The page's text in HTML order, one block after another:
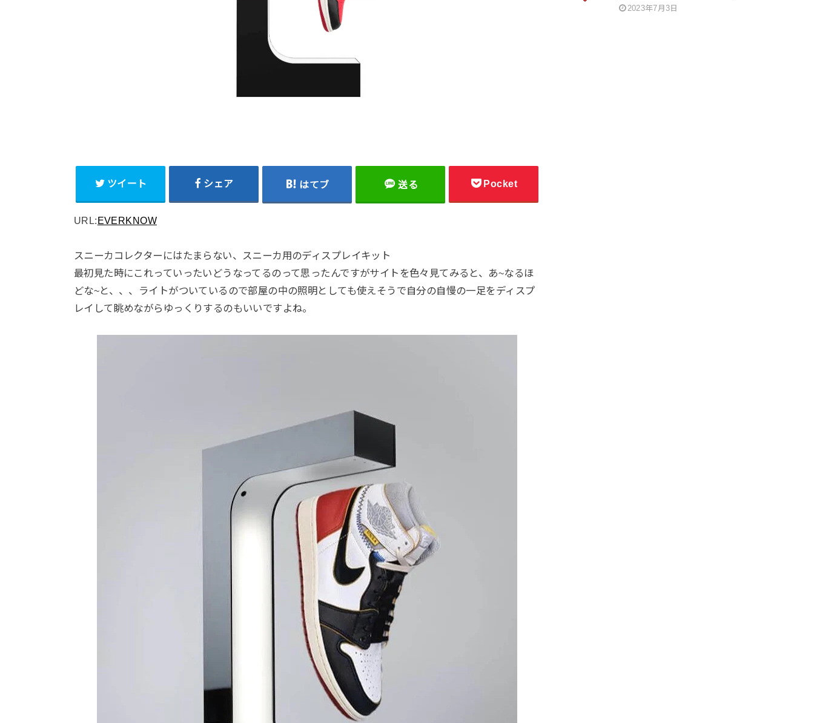
ツイート シェア はてブ 送る Pocket
URL:EVERKNOW
スニーカコレクターにはたまらない、スニーカ用のディスプレイキット
最初見た時にこれっていったいどうなってるのって思ったんですがサイトを色々見てみると、あ~なるほ
どな~と、、、ライトがついているので部屋の中の照明としても使えそうで自分の自慢の一足をディスプ
レイして眺めながらゆっくりするのもいいですよね。
2023年7月3日